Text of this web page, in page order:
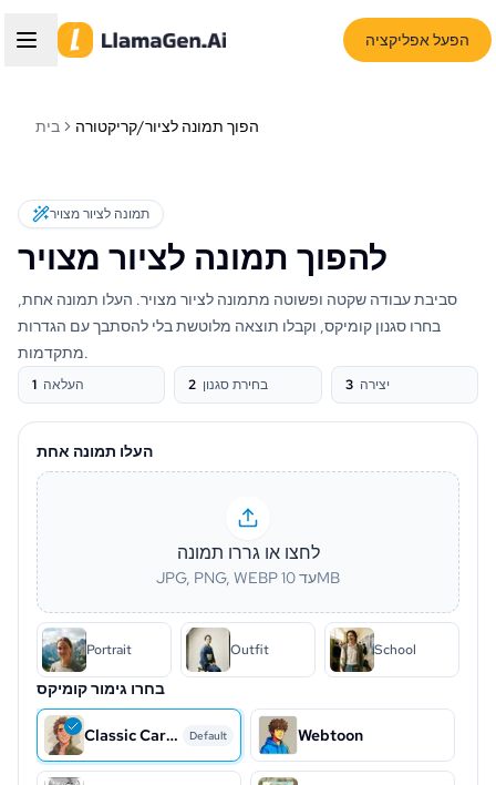
הפעל אפליקציה
בית הפוך תמונה לציור/קריקטורה
תמונה לציור מצויר
להפוך תמונה לציור מצויר
סביבת עבודה שקטה ופשוטה מתמונה לציור מצויר. העלו תמונה אחת,
בחרו סגנון קומיקס, וקבלו תוצאה מלוטשת בלי להסתבך עם הגדרות
מתקדמות.
1 העלאה 2 בחירת סגנון 3 יצירה
העלו תמונה אחת
לחצו או גררו תמונה
JPG, PNG, WEBP עד 10MB
Portrait Outfit School
בחרו גימור קומיקס
Classic CartoonDefault Webtoon